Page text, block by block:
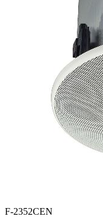
F-2352CEN